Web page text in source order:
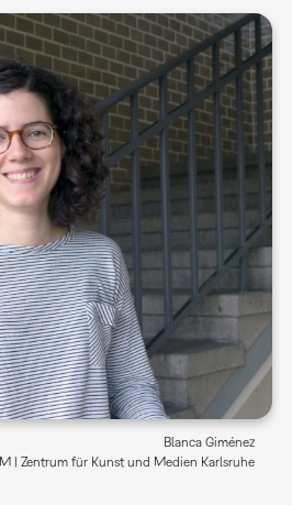
Blanca Giménez
| Zentrum für Kunst und Medien Karlsruhe